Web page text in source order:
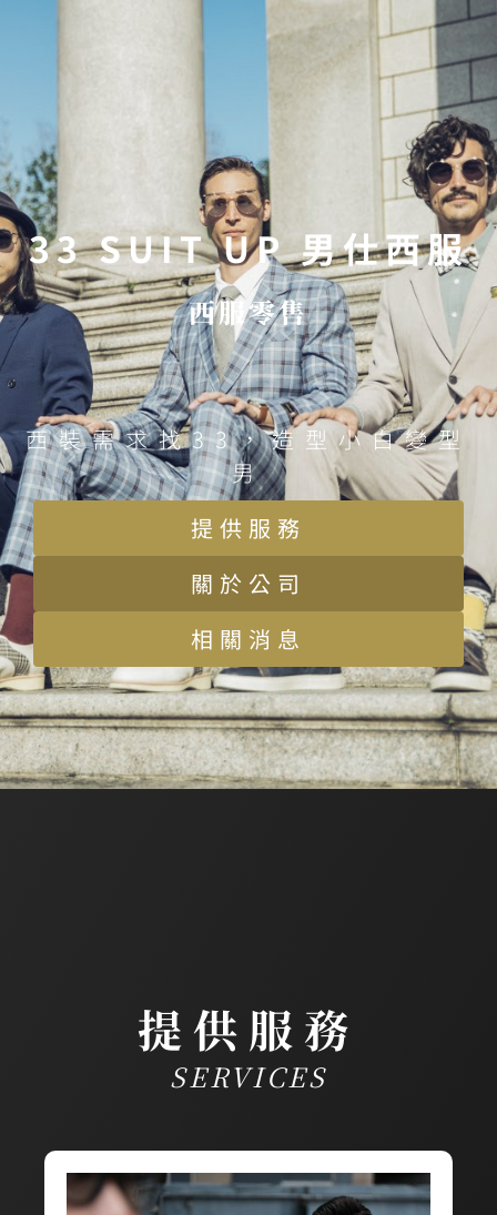
33 SUIT UP 男仕西服
33 SUIT UP 男仕西服
西服零售
西裝需求找33，造型小白變型
男
提供服務
關於公司
相關消息
提供服務
SERVICES